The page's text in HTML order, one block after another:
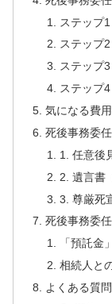
ステップ
ステップ
ステップ
ステップ4
気になる費
死後事務委
1. 任意後
2. 遺言書
3. 尊厳死
死後事務委
「預託金
相続人と
よくある質問